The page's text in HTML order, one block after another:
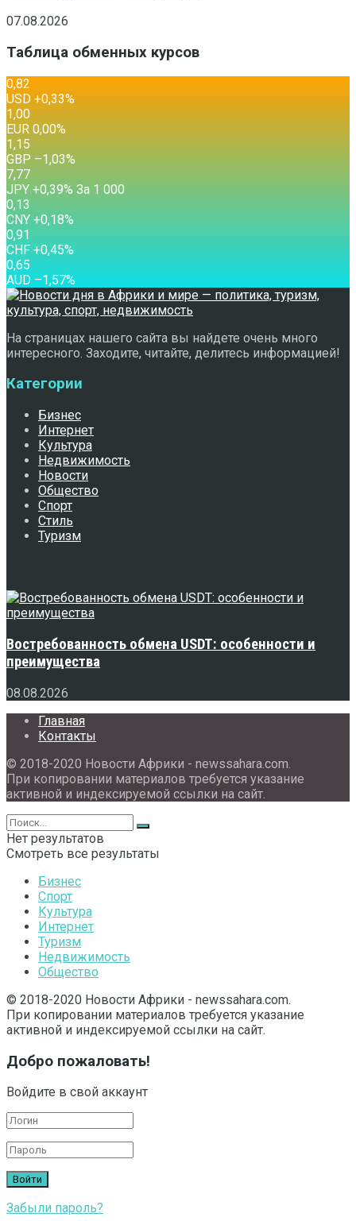
07.08.2026
Таблица обменных курсов
0,82
USD +0,33%
1,00
EUR 0,00%
1,15
GBP –1,03%
7,77
JPY +0,39% За 1 000
0,13
CNY +0,18%
0,91
CHF +0,45%
0,65
AUD –1,57%
На страницах нашего сайта вы найдете очень много
интересного. Заходите, читайте, делитесь информацией!
Категории
Бизнес
Интернет
Культура
Недвижимость
Новости
Общество
Спорт
Стиль
Туризм
Востребованность обмена USDT: особенности и
преимущества
08.08.2026
Главная
Контакты
© 2018-2020 Новости Африки - newssahara.com.
При копировании материалов требуется указание
активной и индексируемой ссылки на сайт.
Нет результатов
Смотреть все результаты
Бизнес
Спорт
Культура
Интернет
Туризм
Недвижимость
Общество
© 2018-2020 Новости Африки - newssahara.com.
При копировании материалов требуется указание
активной и индексируемой ссылки на сайт.
Добро пожаловать!
Войдите в свой аккаунт
Забыли пароль?